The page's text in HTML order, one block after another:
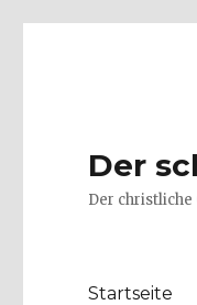
Der
Der
Startseite